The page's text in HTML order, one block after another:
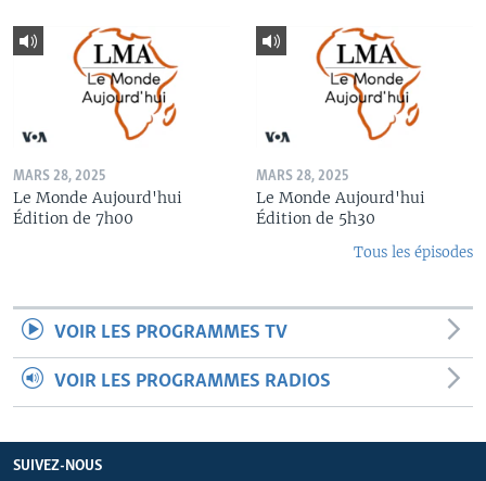
MARS 28, 2025
Le Monde Aujourd'hui
Édition de 7h00
MARS 28, 2025
Le Monde Aujourd'hui
Édition de 5h30
Tous les épisodes
VOIR LES PROGRAMMES TV
VOIR LES PROGRAMMES RADIOS
SUIVEZ-NOUS